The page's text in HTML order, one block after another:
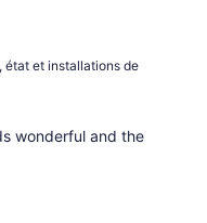
état et installations de
wonderful and the